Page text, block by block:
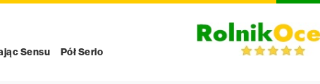
Sensu Pół Serio